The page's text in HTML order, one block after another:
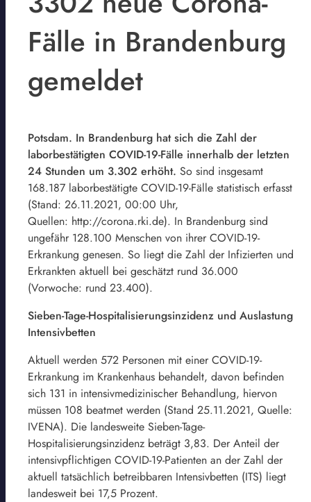
Fälle in Brandenburg
gemeldet
Potsdam. In Brandenburg hat sich die Zahl der
laborbestätigten COVID-19-Fälle innerhalb der letzten
24 Stunden um 3.302 erhöht. So sind insgesamt
168.187 laborbestätigte COVID-19-Fälle statistisch erfasst
(Stand: 26.11.2021, 00:00 Uhr,
Quellen: http://corona.rki.de). In Brandenburg sind
ungefähr 128.100 Menschen von ihrer COVID-19-
Erkrankung genesen. So liegt die Zahl der Infizierten und
Erkrankten aktuell bei geschätzt rund 36.000
(Vorwoche: rund 23.400).
Sieben-Tage-Hospitalisierungsinzidenz und Auslastung
Intensivbetten
Aktuell werden 572 Personen mit einer COVID-19-
Erkrankung im Krankenhaus behandelt, davon befinden
sich 131 in intensivmedizinischer Behandlung, hiervon
müssen 108 beatmet werden (Stand 25.11.2021, Quelle:
IVENA). Die landesweite Sieben-Tage-
Hospitalisierungsinzidenz beträgt 3,83. Der Anteil der
intensivpflichtigen COVID-19-Patienten an der Zahl der
aktuell tatsächlich betreibbaren Intensivbetten (ITS) liegt
landesweit bei 17,5 Prozent.